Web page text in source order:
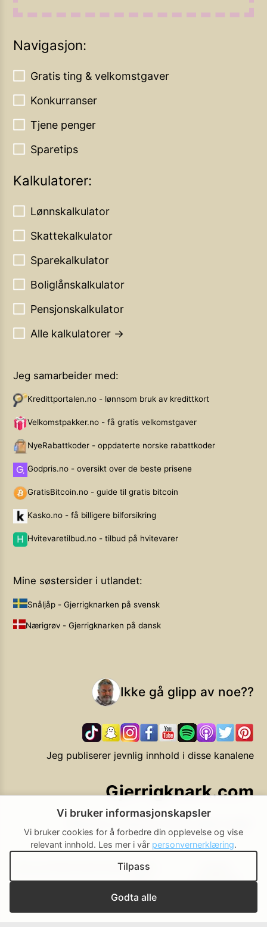
Navigasjon:
Gratis ting & velkomstgaver
Konkurranser
Tjene penger
Sparetips
Kalkulatorer:
Lønnskalkulator
Skattekalkulator
Sparekalkulator
Boliglånskalkulator
Pensjonskalkulator
Alle kalkulatorer →
Jeg samarbeider med:
Kredittportalen.no - lønnsom bruk av kredittkort
Velkomstpakker.no - få gratis velkomstgaver
NyeRabattkoder - oppdaterte norske rabattkoder
Godpris.no - oversikt over de beste prisene
GratisBitcoin.no - guide til gratis bitcoin
Kasko.no - få billigere bilforsikring
Hvitevaretilbud.no - tilbud på hvitevarer
Mine søstersider i utlandet:
Snåljåp - Gjerrigknarken på svensk
Nærigrøv - Gjerrigknarken på dansk
Ikke gå glipp av noe??
Jeg publiserer jevnlig innhold i disse kanalene
Gjerrigknark.com
Ekstra smarte forbrukervalg
BrukerbetingelserCookie-
policy
innstillinger
Vi bruker informasjonskapsler
Vi bruker cookies for å forbedre din opplevelse og vise
relevant innhold. Les mer i vår personvernerklæring.
Godta alle
Tilpass